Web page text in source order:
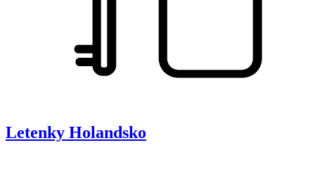
Letenky Holandsko